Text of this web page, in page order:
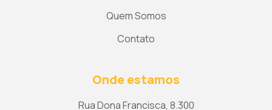
Quem Somos
Contato
Onde estamos
Rua Dona Francisca, 8.300